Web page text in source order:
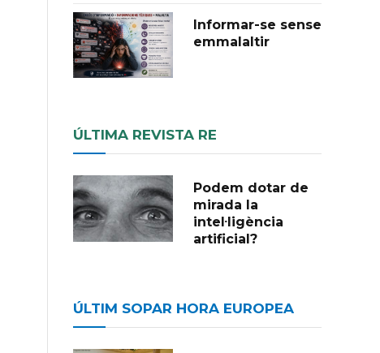
Informar-se sense
emmalaltir
ÚLTIMA REVISTA RE
Podem dotar de
mirada la
intel·ligència
artificial?
ÚLTIM SOPAR HORA EUROPEA